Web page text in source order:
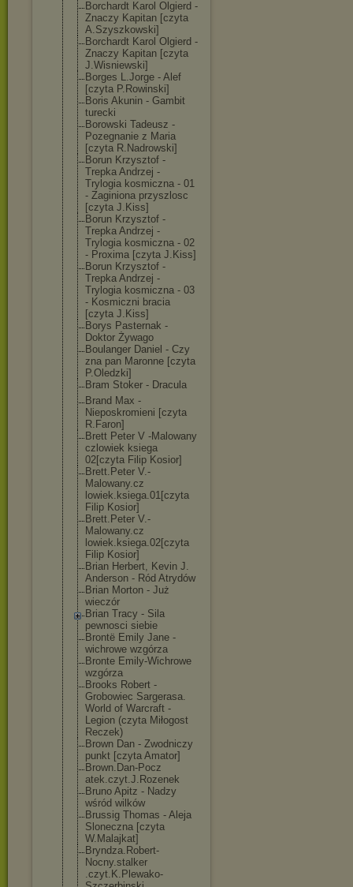
Borchardt Karol Olgierd -
Znaczy Kapitan [czyta
A.Szyszkowski]
Borchardt Karol Olgierd -
Znaczy Kapitan [czyta
J.Wisniewski]
Borges L.Jorge - Alef
[czyta P.Rowinski]
Boris Akunin - Gambit
turecki
Borowski Tadeusz -
Pozegnanie z Maria
[czyta R.Nadrowski]
Borun Krzysztof -
Trepka Andrzej -
Trylogia kosmiczna - 01
- Zaginiona przyszlosc
[czyta J.Kiss]
Borun Krzysztof -
Trepka Andrzej -
Trylogia kosmiczna - 02
- Proxima [czyta J.Kiss]
Borun Krzysztof -
Trepka Andrzej -
Trylogia kosmiczna - 03
- Kosmiczni bracia
[czyta J.Kiss]
Borys Pasternak -
Doktor Żywago
Boulanger Daniel - Czy
zna pan Maronne [czyta
P.Oledzki]
Bram Stoker - Dracula
Brand Max -
Nieposkromieni [czyta
R.Faron]
Brett Peter V -Malowany
czlowiek ksiega
02[czyta Filip Kosior]
Brett.Peter V.-
Malowany.cz
lowiek.ksiega.01[czyta
Filip Kosior]
Brett.Peter V.-
Malowany.cz
lowiek.ksiega.02[czyta
Filip Kosior]
Brian Herbert, Kevin J.
Anderson - Ród Atrydów
Brian Morton - Już
wieczór
Brian Tracy - Sila
pewnosci siebie
Brontë Emily Jane -
wichrowe wzgórza
Bronte Emily-Wichrowe
wzgórza
Brooks Robert -
Grobowiec Sargerasa.
World of Warcraft -
Legion (czyta Miłogost
Reczek)
Brown Dan - Zwodniczy
punkt [czyta Amator]
Brown.Dan-Pocz
atek.czyt.J.Rozenek
Bruno Apitz - Nadzy
wśród wilków
Brussig Thomas - Aleja
Sloneczna [czyta
W.Malajkat]
Bryndza.Robert-
Nocny.stalker
.czyt.K.Plewako-